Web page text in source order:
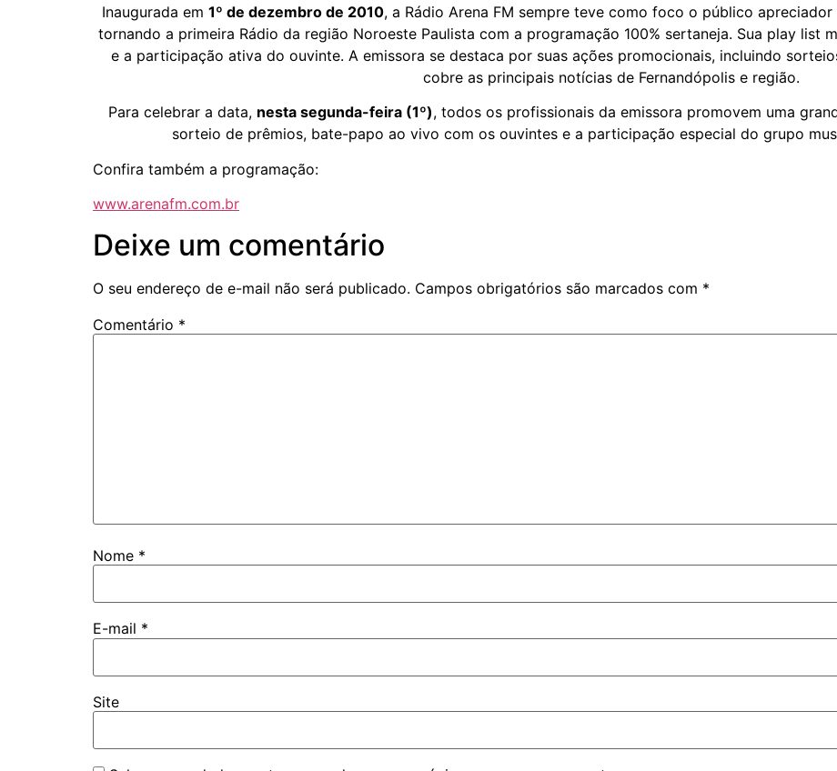
Inaugurada em 1º de dezembro de 2010, a Rádio Arena FM sempre teve como foco o público
tornando a primeira Rádio da região Noroeste Paulista com a programação 100% sertaneja. Sua play list
e a participação ativa do ouvinte. A emissora se destaca por suas ações promocionais, incluindo
cobre as principais notícias de Fernandópolis e região.
Para celebrar a data, nesta segunda-feira (1º), todos os profissionais da emissora promovem uma
sorteio de prêmios, bate-papo ao vivo com os ouvintes e a participação especial do grupo
Confira também a programação:
www.arenafm.com.br
Deixe um comentário
O seu endereço de e-mail não será publicado. Campos obrigatórios são marcados com *
Comentário *
Nome *
E-mail *
Site